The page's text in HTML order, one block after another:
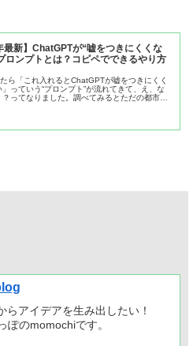
最新】ChatGPTが“嘘をつきにくくな
ロンプトとは？コピペでできるやり方
ら「これ入れるとChatGPTが嘘をつきにくく
っていう“プロンプト”が流れてきて、え、な
ってなりました。調べてみるとただの都市伝
らアイデアを生み出したい！
ぽのmomochiです。